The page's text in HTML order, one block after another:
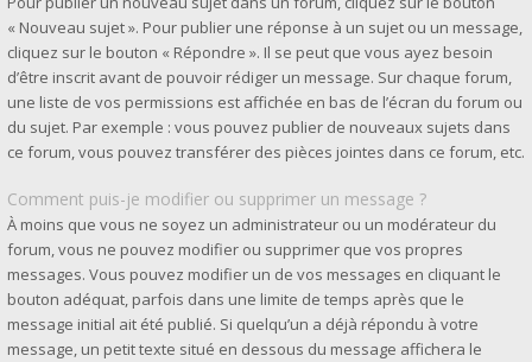
« Nouveau sujet ». Pour publier une réponse à un sujet ou un message,
cliquez sur le bouton « Répondre ». Il se peut que vous ayez besoin
d’être inscrit avant de pouvoir rédiger un message. Sur chaque forum,
une liste de vos permissions est affichée en bas de l’écran du forum ou
du sujet. Par exemple : vous pouvez publier de nouveaux sujets dans
ce forum, vous pouvez transférer des pièces jointes dans ce forum, etc.
Comment puis-je modifier ou supprimer un message ?
À moins que vous ne soyez un administrateur ou un modérateur du
forum, vous ne pouvez modifier ou supprimer que vos propres
messages. Vous pouvez modifier un de vos messages en cliquant le
bouton adéquat, parfois dans une limite de temps après que le
message initial ait été publié. Si quelqu’un a déjà répondu à votre
message, un petit texte situé en dessous du message affichera le